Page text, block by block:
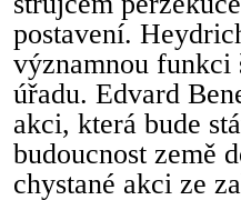
postavení.
významnou funkci
úřadu. Edvard
akci, která bude
budoucnost země
chystané akci ze